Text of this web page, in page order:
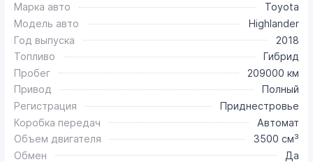
Марка авто
Toyota
Модель авто
Highlander
Год выпуска
2018
Топливо
Гибрид
Пробег
209000 км
Привод
Полный
Регистрация
Приднестровье
Коробка передач
Автомат
Объем двигателя
3500 см³
Обмен
Да